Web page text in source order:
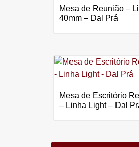
Mesa de Reunião –
40mm – Dal Prá
Mesa de Escritório
– Linha Light – Dal